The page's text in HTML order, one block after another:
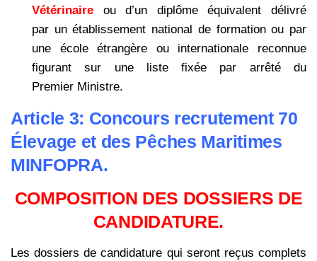
Vétérinaire ou d’un diplôme équivalent délivré
par un établissement national de formation ou par
une école étrangère ou internationale reconnue
figurant sur une liste fixée par arrêté du
Premier Ministre.
Article 3: Concours recrutement 70
Élevage et des Pêches Maritimes
MINFOPRA.
COMPOSITION DES DOSSIERS DE
CANDIDATURE.
Les dossiers de candidature qui seront reçus complets